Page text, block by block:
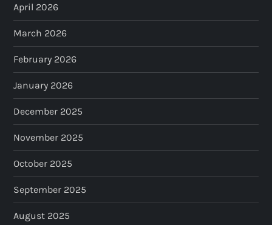
April 2026
March 2026
February 2026
January 2026
December 2025
November 2025
October 2025
September 2025
August 2025